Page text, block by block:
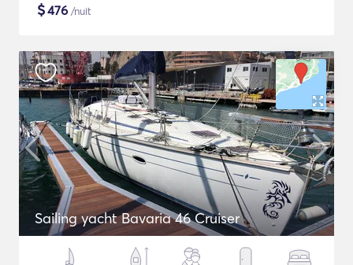
$476 /nuit
Sailing yacht Bavaria 46 Cruiser